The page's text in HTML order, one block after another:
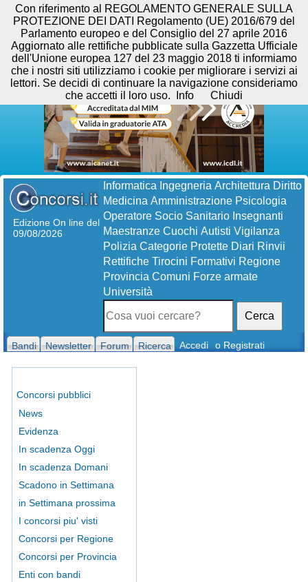
Edizione On line del
09/08/2026
Informatica Ingegneria Architettura Diritto
Medicina Amministrazione Psicologia
Operatore Socio Sanitario Insegnanti
Maestranze Cuochi Autisti Vigilanza
Polizia Categorie Protette Diari Rinvii
Rettifiche Tirocini Formativi Regione
Provincia Comuni Forze armate
Università
Cerca
Bandi Newsletter Forum Ricerca Accedi o Registrati
Concorsi pubblici
News
Evidenza
In scadenza Oggi
In scadenza Domani
Scadono in Settimana
in Settimana prossima
I concorsi piu' visti
Concorsi per Regione
Concorsi per Provincia
Enti con bandi
Con riferimento al REGOLAMENTO GENERALE SULLA
PROTEZIONE DEI DATI Regolamento (UE) 2016/679 del
Parlamento europeo e del Consiglio del 27 aprile 2016
Aggiornato alle rettifiche pubblicate sulla Gazzetta Ufficiale
dell'Unione europea 127 del 23 maggio 2018 ti informiamo
che i nostri siti utilizziamo i cookie per migliorare i servizi ai
lettori. Se decidi di continuare la navigazione consideriamo
che accetti il loro uso.
Info Chiudi